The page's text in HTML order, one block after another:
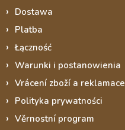
Dostawa
Platba
Łączność
Warunki i postanowienia
Vrácení zboží a reklamace
Polityka prywatności
Věrnostní program